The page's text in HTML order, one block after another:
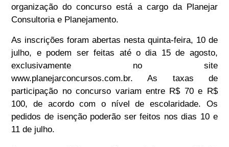
organização do concurso está a cargo da Planejar
Consultoria e Planejamento.
As inscrições foram abertas nesta quinta-feira, 10 de
julho, e podem ser feitas até o dia 15 de agosto,
exclusivamente no site
www.planejarconcursos.com.br. As taxas de
participação no concurso variam entre R$ 70 e R$
100, de acordo com o nível de escolaridade. Os
pedidos de isenção poderão ser feitos nos dias 10 e
11 de julho.